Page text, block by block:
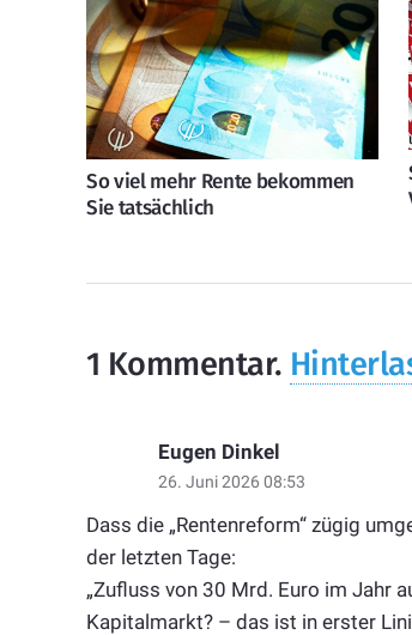
So viel mehr Rente bekommen
Sie tatsächlich
1 Kommentar.
Eugen Dinkel
26. Juni 2026 08:53
Dass die „Rentenreform“ zügig
der letzten Tage:
„Zufluss von 30 Mrd. Euro im Jahr
Kapitalmarkt? – das ist in erster